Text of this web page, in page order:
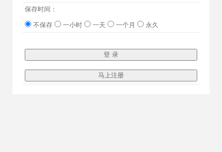
保存时间：
不保存 一小时 一天 一个月 永久